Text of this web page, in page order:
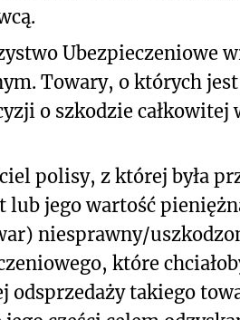
Ubezpieczeniowe
Towary, o których
o szkodzie całkowitej
polisy, z której była
jego wartość
niesprawny/
które
odsprzedaży takiego